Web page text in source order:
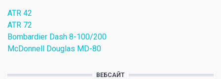
ATR 42
ATR 72
Bombardier Dash 8-100/200
McDonnell Douglas MD-80
ВЕБСАЙТ